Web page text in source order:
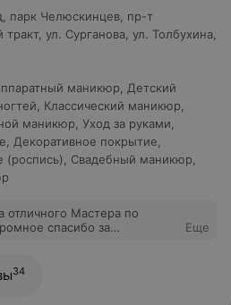
парк Челюскинцев пр-т
тракт, ул. Сурганова ул. Толбухина
маникюр
Детский
Классический маникюр
маникюр Уход за руками
Декоративное покрытие
(роспись)
Свадебный маникюр
отличного Мастера по
спасибо за
Еще
34